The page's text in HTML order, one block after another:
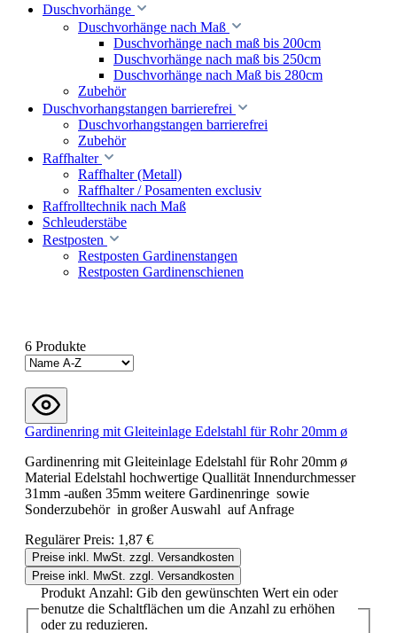
Duschvorhänge
Duschvorhänge nach Maß
Duschvorhänge nach maß bis 200cm
Duschvorhänge nach maß bis 250cm
Duschvorhänge nach Maß bis 280cm
Zubehör
Duschvorhangstangen barrierefrei
Duschvorhangstangen barrierefrei
Zubehör
Raffhalter
Raffhalter (Metall)
Raffhalter / Posamenten exclusiv
Raffrolltechnik nach Maß
Schleuderstäbe
Restposten
Restposten Gardinenstangen
Restposten Gardinenschienen
6 Produkte
Gardinenring mit Gleiteinlage Edelstahl für Rohr 20mm ø
Gardinenring mit Gleiteinlage Edelstahl für Rohr 20mm ø
Material Edelstahl hochwertige Quallität Innendurchmesser
31mm -außen 35mm weitere Gardinenringe sowie
Sonderzubehör in großer Auswahl auf Anfrage
Regulärer Preis: 1,87 €
Preise inkl. MwSt. zzgl. Versandkosten
Preise inkl. MwSt. zzgl. Versandkosten
Produkt Anzahl: Gib den gewünschten Wert ein oder
benutze die Schaltflächen um die Anzahl zu erhöhen
oder zu reduzieren.